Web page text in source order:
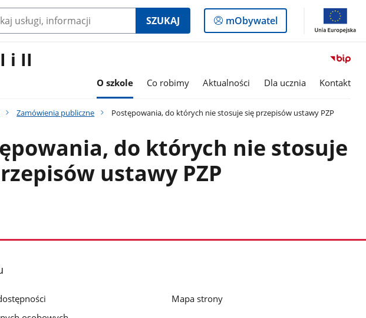
SZUKAJ
Logowanie
do
mObywatel
i II
O szkole Co robimy Aktualności Dla ucznia Kontakt
Zamówienia publiczne Postępowania, do których nie stosuje się przepisów ustawy PZP
do których nie stosuje
ustawy PZP
Mapa strony